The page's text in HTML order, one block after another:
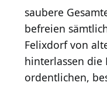
saubere
befreien
Felixdorf von
hinterlassen die
ordentlichen,